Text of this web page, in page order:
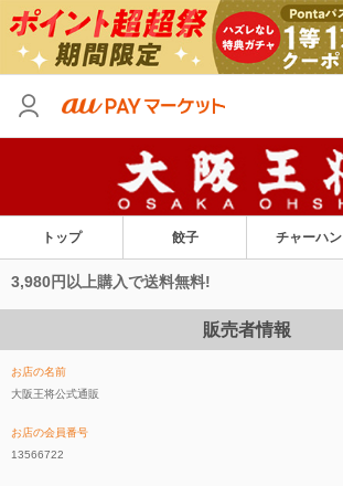
トップ 餃子 チャーハン
3,980円以上購入で送料無料!
販売者情報
お店の名前
大阪王将公式通販
お店の会員番号
13566722